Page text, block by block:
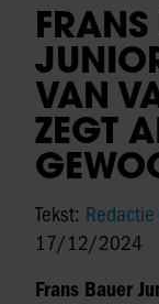
VAN
ZEGT
Tekst: Redactie
17/12/2024
Frans Bauer